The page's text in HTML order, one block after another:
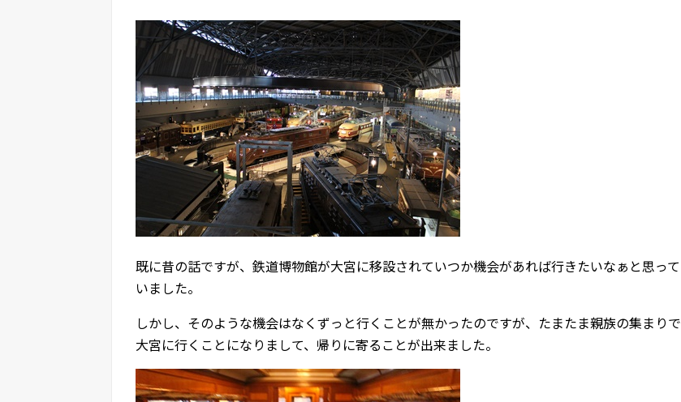
既に昔の話ですが、鉄道博物館が大宮に移設されていつか機会があれば行きたいなぁと思って
いました。
しかし、そのような機会はなくずっと行くことが無かったのですが、たまたま親族の集まりで
大宮に行くことになりまして、帰りに寄ることが出来ました。